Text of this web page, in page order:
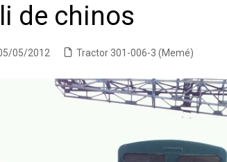
de chinos
05/2012 Tractor 301-006-3 (Memé)